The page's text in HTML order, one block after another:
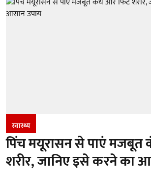
स्वास्थ्य
पिंच मयूरासन से पाएं
शरीर, जानिए इसे करने का